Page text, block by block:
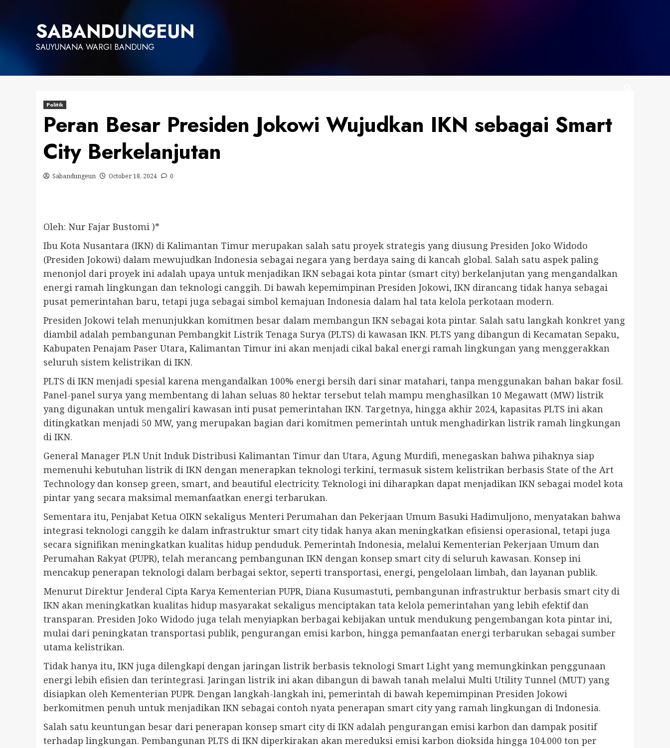
SABANDUNGEUN
SAUYUNANA WARGI BANDUNG
Politik
Peran Besar Presiden Jokowi Wujudkan IKN sebagai Smart
City Berkelanjutan
Sabandungeun October 18, 2024 0
Oleh: Nur Fajar Bustomi )*
Ibu Kota Nusantara (IKN) di Kalimantan Timur merupakan salah satu proyek strategis yang diusung Presiden Joko Widodo
(Presiden Jokowi) dalam mewujudkan Indonesia sebagai negara yang berdaya saing di kancah global. Salah satu aspek paling
menonjol dari proyek ini adalah upaya untuk menjadikan IKN sebagai kota pintar (smart city) berkelanjutan yang mengandalkan
energi ramah lingkungan dan teknologi canggih. Di bawah kepemimpinan Presiden Jokowi, IKN dirancang tidak hanya sebagai
pusat pemerintahan baru, tetapi juga sebagai simbol kemajuan Indonesia dalam hal tata kelola perkotaan modern.
Presiden Jokowi telah menunjukkan komitmen besar dalam membangun IKN sebagai kota pintar. Salah satu langkah konkret yang
diambil adalah pembangunan Pembangkit Listrik Tenaga Surya (PLTS) di kawasan IKN. PLTS yang dibangun di Kecamatan Sepaku,
Kabupaten Penajam Paser Utara, Kalimantan Timur ini akan menjadi cikal bakal energi ramah lingkungan yang menggerakkan
seluruh sistem kelistrikan di IKN.
PLTS di IKN menjadi spesial karena mengandalkan 100% energi bersih dari sinar matahari, tanpa menggunakan bahan bakar fosil.
Panel-panel surya yang membentang di lahan seluas 80 hektar tersebut telah mampu menghasilkan 10 Megawatt (MW) listrik
yang digunakan untuk mengaliri kawasan inti pusat pemerintahan IKN. Targetnya, hingga akhir 2024, kapasitas PLTS ini akan
ditingkatkan menjadi 50 MW, yang merupakan bagian dari komitmen pemerintah untuk menghadirkan listrik ramah lingkungan
di IKN.
General Manager PLN Unit Induk Distribusi Kalimantan Timur dan Utara, Agung Murdifi, menegaskan bahwa pihaknya siap
memenuhi kebutuhan listrik di IKN dengan menerapkan teknologi terkini, termasuk sistem kelistrikan berbasis State of the Art
Technology dan konsep green, smart, and beautiful electricity. Teknologi ini diharapkan dapat menjadikan IKN sebagai model kota
pintar yang secara maksimal memanfaatkan energi terbarukan.
Sementara itu, Penjabat Ketua OIKN sekaligus Menteri Perumahan dan Pekerjaan Umum Basuki Hadimuljono, menyatakan bahwa
integrasi teknologi canggih ke dalam infrastruktur smart city tidak hanya akan meningkatkan efisiensi operasional, tetapi juga
secara signifikan meningkatkan kualitas hidup penduduk. Pemerintah Indonesia, melalui Kementerian Pekerjaan Umum dan
Perumahan Rakyat (PUPR), telah merancang pembangunan IKN dengan konsep smart city di seluruh kawasan. Konsep ini
mencakup penerapan teknologi dalam berbagai sektor, seperti transportasi, energi, pengelolaan limbah, dan layanan publik.
Menurut Direktur Jenderal Cipta Karya Kementerian PUPR, Diana Kusumastuti, pembangunan infrastruktur berbasis smart city di
IKN akan meningkatkan kualitas hidup masyarakat sekaligus menciptakan tata kelola pemerintahan yang lebih efektif dan
transparan. Presiden Joko Widodo juga telah menyiapkan berbagai kebijakan untuk mendukung pengembangan kota pintar ini,
mulai dari peningkatan transportasi publik, pengurangan emisi karbon, hingga pemanfaatan energi terbarukan sebagai sumber
utama kelistrikan.
Tidak hanya itu, IKN juga dilengkapi dengan jaringan listrik berbasis teknologi Smart Light yang memungkinkan penggunaan
energi lebih efisien dan terintegrasi. Jaringan listrik ini akan dibangun di bawah tanah melalui Multi Utility Tunnel (MUT) yang
disiapkan oleh Kementerian PUPR. Dengan langkah-langkah ini, pemerintah di bawah kepemimpinan Presiden Jokowi
berkomitmen penuh untuk menjadikan IKN sebagai contoh nyata penerapan smart city yang ramah lingkungan di Indonesia.
Salah satu keuntungan besar dari penerapan konsep smart city di IKN adalah pengurangan emisi karbon dan dampak positif
terhadap lingkungan. Pembangunan PLTS di IKN diperkirakan akan mereduksi emisi karbon dioksida hingga 104.000 ton per